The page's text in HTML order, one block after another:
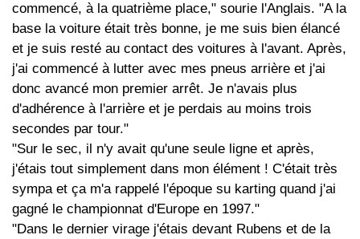
commencé, à la quatrième place," sourie l'Anglais. "A la
base la voiture était très bonne, je me suis bien élancé
et je suis resté au contact des voitures à l'avant. Après,
j'ai commencé à lutter avec mes pneus arrière et j'ai
donc avancé mon premier arrêt. Je n'avais plus
d'adhérence à l'arrière et je perdais au moins trois
secondes par tour."
"Sur le sec, il n'y avait qu'une seule ligne et après,
j'étais tout simplement dans mon élément ! C'était très
sympa et ça m'a rappelé l'époque su karting quand j'ai
gagné le championnat d'Europe en 1997."
"Dans le dernier virage j'étais devant Rubens et de la